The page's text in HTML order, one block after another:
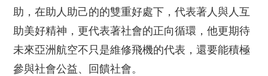
助，在助人助己的的雙重好處下，代表著人與人互
助美好精神，更代表著社會的正向循環，他更期待
未來亞洲航空不只是維修飛機的代表，還要能積極
參與社會公益、回饋社會。